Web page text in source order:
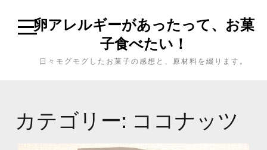
卵アレルギーがあったって、お菓
子食べたい！
日々モグモグしたお菓子の感想と、原材料を綴ります。
カテゴリー: ココナッツ